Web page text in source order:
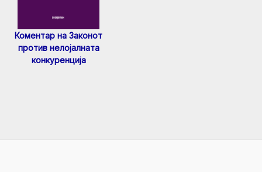
Коментар на Законот
против нелојалната
конкуренција